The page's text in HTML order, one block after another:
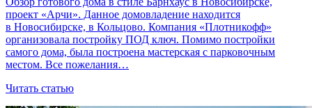
проект «Арчи». Данное домовладение находится
в Новосибирске, в Кольцово. Компания «Плотникофф»
организовала постройку ПОД ключ. Помимо постройки
самого дома, была построена мастерская с парковочным
местом. Все пожелания…
Читать статью